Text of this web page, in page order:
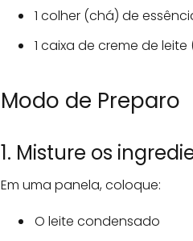
1 colher (chá) de
1 caixa de creme de leite
Modo de Preparo
1. Misture os
Em uma panela, coloque:
O leite condensado